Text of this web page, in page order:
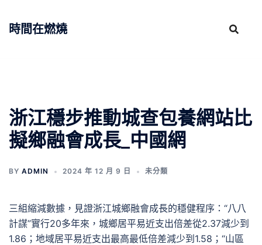
時間在燃燒
浙江穩步推動城查包養網站比
擬鄉融會成長_中國網
BY ADMIN 2024 年 12 月 9 日 未分類
三組縮減數據，見證浙江城鄉融會成長的穩健程序：“八八
計謀”實行20多年來，城鄉居平易近支出倍差從2.37減少到
1.86；地域居平易近支出最高最低倍差減少到1.58；“山區